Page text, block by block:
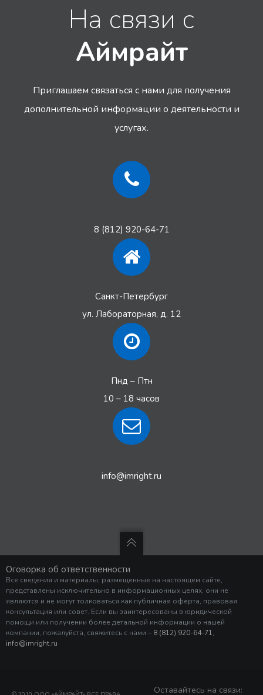
На связи с
Аймрайт
Приглашаем связаться с нами для получения
дополнительной информации о деятельности и
услугах.
8 (812) 920-64-71
Санкт-Петербург
ул. Лабораторная, д. 12
Пнд – Птн
10 – 18 часов
info@imright.ru
Оговорка об ответственности
Все сведения и материалы, размещенные на настоящем сайте,
представлены исключительно в информационных целях, они не
являются и не могут толковаться как публичная оферта, правовая
консультация или совет. Если вы заинтересованы в юридической
помощи или получении более детальной информации о нашей
компании, пожалуйста, свяжитесь с нами – 8 (812) 920-64-71,
info@imright.ru
Оставайтесь на связи: